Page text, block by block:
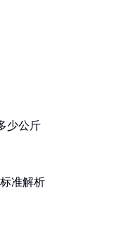
少公斤
准解析